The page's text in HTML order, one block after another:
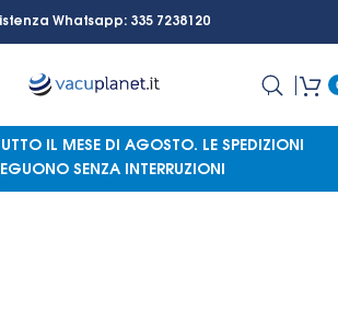
Whatsapp: 335 7238120
IL MESE DI AGOSTO. LE SPEDIZIONI
SENZA INTERRUZIONI